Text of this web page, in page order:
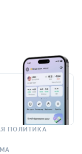
ПОЛИТИКА